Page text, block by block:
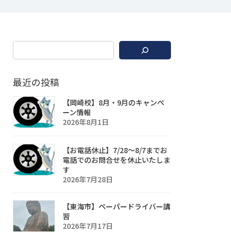
最近の投稿
【岡崎校】8月・9月のキャンペ
ーン情報
2026年8月1日
【お電話休止】7/28〜8/7までお
電話でのお問合せを休止いたしま
す
2026年7月28日
【東海市】ペーパードライバー講
習
2026年7月17日